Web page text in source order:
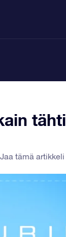
tähti
Jaa tämä artikkeli